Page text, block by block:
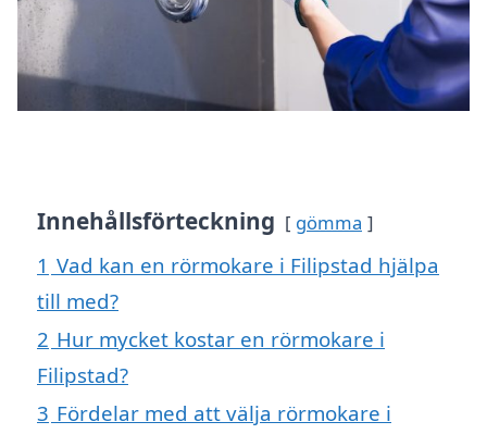
Innehållsförteckning gömma
1 Vad kan en rörmokare i Filipstad hjälpa
till med?
2 Hur mycket kostar en rörmokare i
Filipstad?
3 Fördelar med att välja rörmokare i